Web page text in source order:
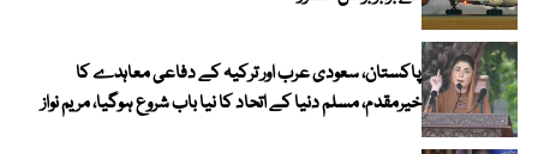
پاکستان، سعودی عرب اور ترکیہ کے دفاعی معاہدے کا
خیرمقدم، مسلم دنیا کے اتحاد کا نیا باب شروع ہوگیا، مریم نواز